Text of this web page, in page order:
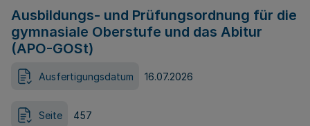
Ausbildungs- und Prüfungsordnung für die
gymnasiale Oberstufe und das Abitur
(APO-GOSt)
Ausfertigungsdatum 16.07.2026
Seite 457